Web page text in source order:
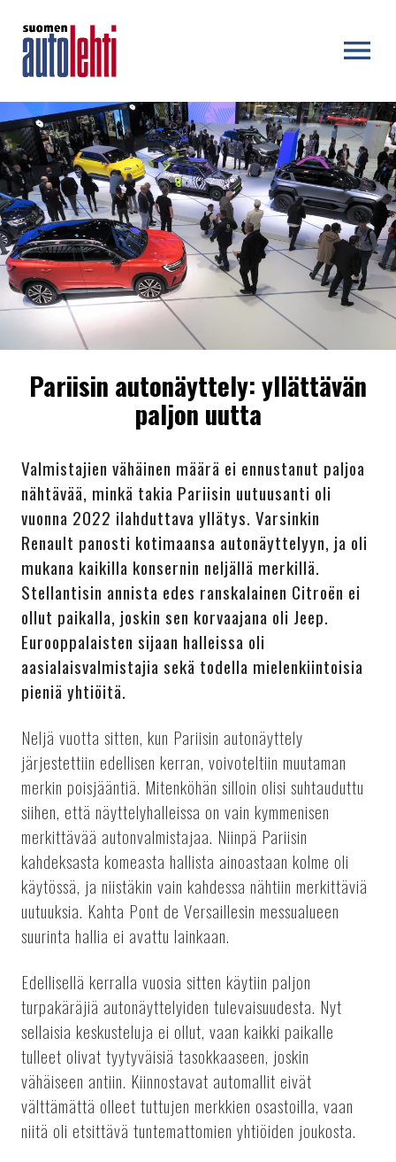
Pariisin autonäyttely: yllättävän
paljon uutta
Valmistajien vähäinen määrä ei ennustanut paljoa
nähtävää, minkä takia Pariisin uutuusanti oli
vuonna 2022 ilahduttava yllätys. Varsinkin
Renault panosti kotimaansa autonäyttelyyn, ja oli
mukana kaikilla konsernin neljällä merkillä.
Stellantisin annista edes ranskalainen Citroën ei
ollut paikalla, joskin sen korvaajana oli Jeep.
Eurooppalaisten sijaan halleissa oli
aasialaisvalmistajia sekä todella mielenkiintoisia
pieniä yhtiöitä.
Neljä vuotta sitten, kun Pariisin autonäyttely
järjestettiin edellisen kerran, voivoteltiin muutaman
merkin poisjääntiä. Mitenköhän silloin olisi suhtauduttu
siihen, että näyttelyhalleissa on vain kymmenisen
merkittävää autonvalmistajaa. Niinpä Pariisin
kahdeksasta komeasta hallista ainoastaan kolme oli
käytössä, ja niistäkin vain kahdessa nähtiin merkittäviä
uutuuksia. Kahta Pont de Versaillesin messualueen
suurinta hallia ei avattu lainkaan.
Edellisellä kerralla vuosia sitten käytiin paljon
turpakäräjiä autonäyttelyiden tulevaisuudesta. Nyt
sellaisia keskusteluja ei ollut, vaan kaikki paikalle
tulleet olivat tyytyväisiä tasokkaaseen, joskin
vähäiseen antiin. Kiinnostavat automallit eivät
välttämättä olleet tuttujen merkkien osastoilla, vaan
niitä oli etsittävä tuntemattomien yhtiöiden joukosta.